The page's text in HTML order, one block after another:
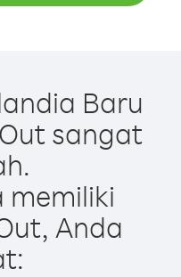
Baru
sangat
memiliki
Anda